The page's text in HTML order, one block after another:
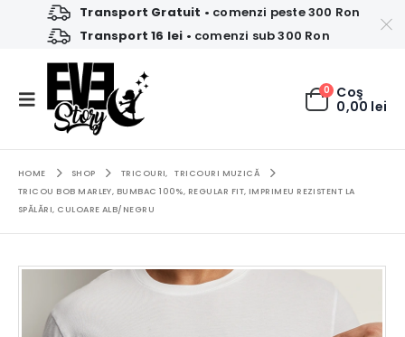
Transport Gratuit • comenzi peste 300 Ron
Transport 16 lei • comenzi sub 300 Ron
0 Coş
0,00 lei
HOME SHOP TRICOURI,
TRICOURI MUZICĂ
TRICOU BOB MARLEY, BUMBAC 100%, REGULAR FIT, IMPRIMEU REZISTENT LA
SPĂLĂRI, CULOARE ALB/NEGRU